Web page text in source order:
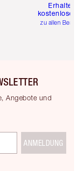
Erhalte
kostenlose
zu allen
Angebote und
ANMELDUNG